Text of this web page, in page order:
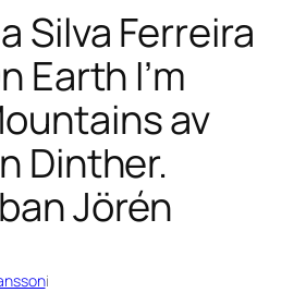
Silva Ferreira
Earth I’m
av
Dinther.
Jörén
i